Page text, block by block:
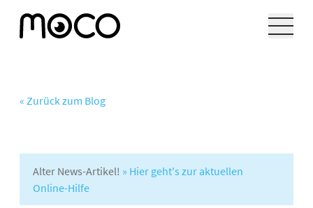
« Zurück zum Blog
Alter News-Artikel! » Hier geht's zur aktuellen
Online-Hilfe